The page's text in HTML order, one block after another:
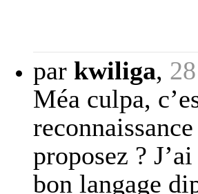
par kwiliga,
Méa culpa,
proposez ?
bon langage